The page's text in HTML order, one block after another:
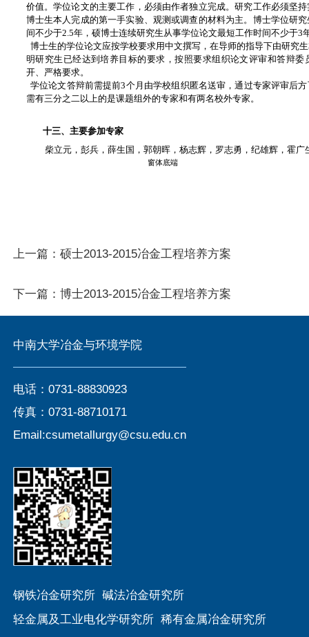
价值。学位论文的主要工作，必须由作者独立完成。研究工作必须坚
博士生本人完成的第一手实验、观测或调查的材料为主。博士学位研
间不少于2.5年，硕博士连续研究生从事学位论文最短工作时间不少于3
博士生的学位论文应按学校要求用中文撰写，在导师的指导下由研究
明研究生已经达到培养目标的要求，按照要求组织论文评审和答辩
开、严格要求。
学位论文答辩前需提前3个月由学校组织匿名送审，通过专家评审后
需有三分之二以上的是课题组外的专家和有两名校外专家。
十三、主要参加专家
柴立元，彭兵，薛生国，郭朝晖，杨志辉，罗志勇，纪雄辉，霍广
窗体底端
上一篇：硕士2013-2015冶金工程培养方案
下一篇：博士2013-2015冶金工程培养方案
中南大学冶金与环境学院
电话：0731-88830923
传真：0731-88710171
Email:csumetallurgy@csu.edu.cn
钢铁冶金研究所 碱法冶金研究所
轻金属及工业电化学研究所 稀有金属冶金研究所